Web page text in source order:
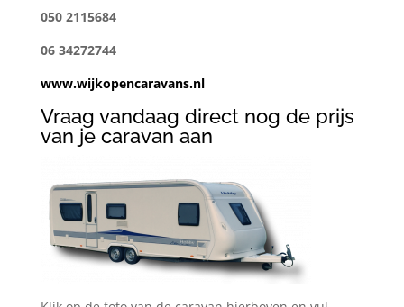
050 2115684
06 34272744
www.wijkopencaravans.nl
Vraag vandaag direct nog de prijs
van je caravan aan